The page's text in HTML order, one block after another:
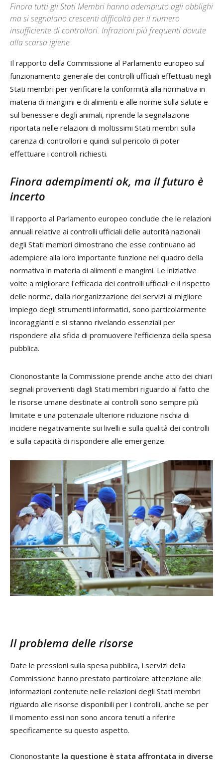
Finora tutti gli Stati Membri hanno adempiuto agli obblighi
ma si segnalano crescenti difficoltà per il numero
insufficiente di controllori. Infrazioni più frequenti dovute
alla scarsa igiene
Il rapporto della Commissione al Parlamento europeo sul
funzionamento generale dei controlli ufficiali effettuati negli
Stati membri per verificare la conformità alla normativa in
materia di mangimi e di alimenti e alle norme sulla salute e
sul benessere degli animali, riprende la segnalazione
riportata nelle relazioni di moltissimi Stati membri sulla
carenza di controllori e quindi sul pericolo di poter
effettuare i controlli richiesti.
Finora adempimenti ok, ma il futuro è
incerto
Il rapporto al Parlamento europeo conclude che le relazioni
annuali relative ai controlli ufficiali delle autorità nazionali
degli Stati membri dimostrano che esse continuano ad
adempiere alla loro importante funzione nel quadro della
normativa in materia di alimenti e mangimi. Le iniziative
volte a migliorare l'efficacia dei controlli ufficiali e il rispetto
delle norme, dalla riorganizzazione dei servizi al migliore
impiego degli strumenti informatici, sono particolarmente
incoraggianti e si stanno rivelando essenziali per
rispondere alla sfida di promuovere l'efficienza della spesa
pubblica.
Ciononostante la Commissione prende anche atto dei chiari
segnali provenienti dagli Stati membri riguardo al fatto che
le risorse umane destinate ai controlli sono sempre più
limitate e una potenziale ulteriore riduzione rischia di
incidere negativamente sui livelli e sulla qualità dei controlli
e sulla capacità di rispondere alle emergenze.
Il problema delle risorse
Date le pressioni sulla spesa pubblica, i servizi della
Commissione hanno prestato particolare attenzione alle
informazioni contenute nelle relazioni degli Stati membri
riguardo alle risorse disponibili per i controlli, anche se per
il momento essi non sono ancora tenuti a riferire
specificamente su questo aspetto.
Ciononostante la questione è stata affrontata in diverse